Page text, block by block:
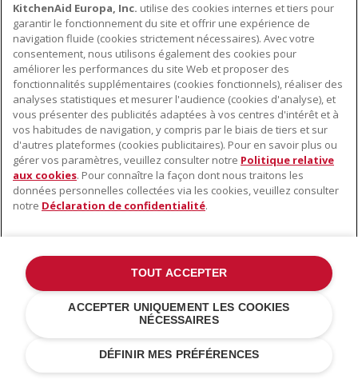
À PROPOS DE KITCHENAID
À propos de KitchenAid
Histoire de la marque
Communiqués de presse
ODR
NOS PRODUITS
Petits électroménagers
Matériel de cuisine
Accessoires
SERVICE CLIENT
Trouver un magasin
©2022 Tous droits réservés. KitchenAid et la forme du robot pâtissier
multifonction sont des marques déposées aux États Unis et dans
d'autres pays .Déclaration de confidentialité.Cookies.Autres pays
KitchenAid Europa, Inc. utilise des cookies internes et tiers pour
garantir le fonctionnement du site et offrir une expérience de
navigation fluide (cookies strictement nécessaires). Avec votre
consentement, nous utilisons également des cookies pour
améliorer les performances du site Web et proposer des
fonctionnalités supplémentaires (cookies fonctionnels), réaliser des
analyses statistiques et mesurer l'audience (cookies d'analyse), et
vous présenter des publicités adaptées à vos centres d'intérêt et à
vos habitudes de navigation, y compris par le biais de tiers et sur
d'autres plateformes (cookies publicitaires). Pour en savoir plus ou
gérer vos paramètres, veuillez consulter notre Politique relative
aux cookies. Pour connaître la façon dont nous traitons les
données personnelles collectées via les cookies, veuillez consulter
notre Déclaration de confidentialité.
DÉFINIR MES PRÉFÉRENCES
ACCEPTER UNIQUEMENT LES COOKIES
NÉCESSAIRES
TOUT ACCEPTER